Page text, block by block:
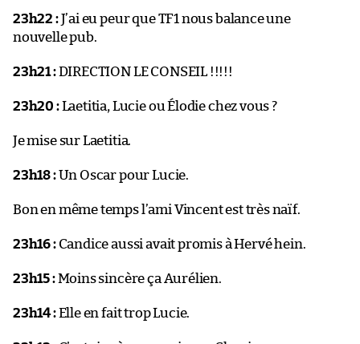
23h22 :J’ai eu peur que TF1 nous balance une
nouvelle pub.
23h21 :DIRECTION LE CONSEIL !!!!!
23h20 :Laetitia, Lucie ou Élodie chez vous ?
Je mise sur Laetitia.
23h18 :Un Oscar pour Lucie.
Bon en même temps l’ami Vincent est très naïf.
23h16 :Candice aussi avait promis à Hervé hein.
23h15 :Moins sincère ça Aurélien.
23h14 :Elle en fait trop Lucie.